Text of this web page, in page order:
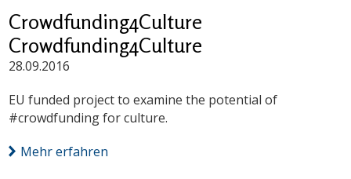
Crowdfunding4Culture
Crowdfunding4Culture
28.09.2016
EU funded project to examine the potential of
#crowdfunding for culture.
Mehr erfahren